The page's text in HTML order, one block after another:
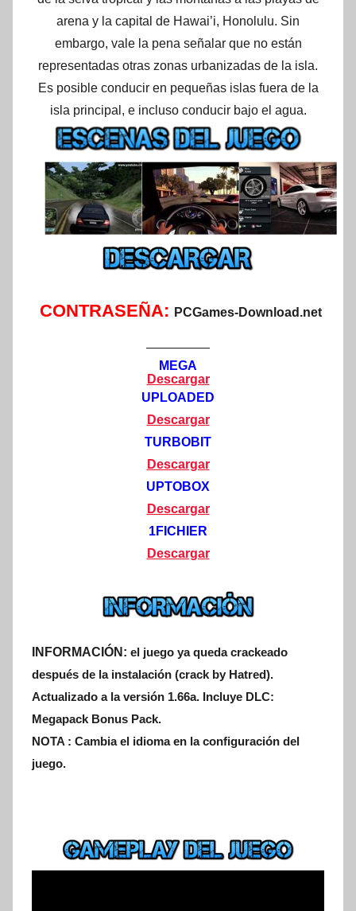
arena y la capital de Hawai’i, Honolulu. Sin
embargo, vale la pena señalar que no están
representadas otras zonas urbanizadas de la isla.
Es posible conducir en pequeñas islas fuera de la
isla principal, e incluso conducir bajo el agua.
CONTRASEÑA: PCGames-Download.net
—————
MEGA
Descargar
UPLOADED
Descargar
TURBOBIT
Descargar
UPTOBOX
Descargar
1FICHIER
Descargar
INFORMACIÓN: el juego ya queda crackeado
después de la instalación (crack by Hatred).
Actualizado a la versión 1.66a. Incluye DLC:
Megapack Bonus Pack.
NOTA : Cambia el idioma en la configuración del
juego.